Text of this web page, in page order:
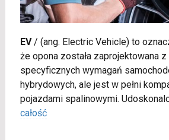
EV/ (ang. Electric Vehicle) to
że opona została zaprojektowana
specyficznych wymagań
hybrydowych, ale jest w pełni
pojazdami spalinowymi.
całość